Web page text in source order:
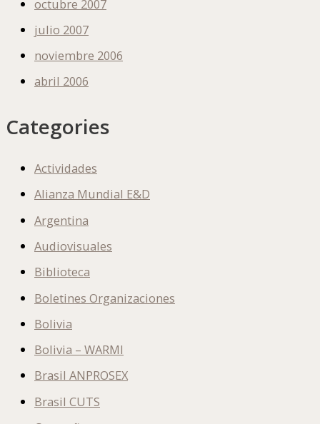
octubre 2007
julio 2007
noviembre 2006
abril 2006
Categories
Actividades
Alianza Mundial E&D
Argentina
Audiovisuales
Biblioteca
Boletines Organizaciones
Bolivia
Bolivia – WARMI
Brasil ANPROSEX
Brasil CUTS